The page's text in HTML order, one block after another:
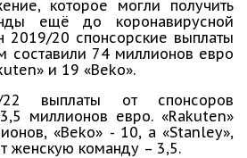
которое могли получить
ещё до коронавирусной
2019/20 спонсорские выплаты
составили 74 миллионов евро
и 19 «Beko».
выплаты от спонсоров
миллионов евро. «Rakuten»
«Beko» - 10, а «Stanley»,
женскую команду – 3,5.